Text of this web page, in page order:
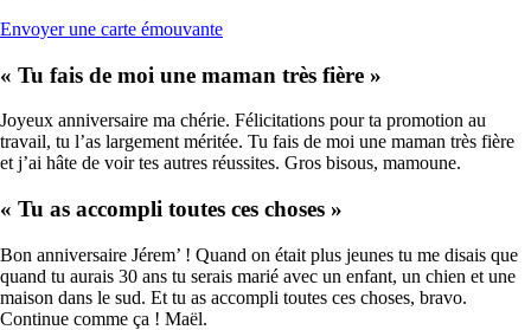
Envoyer une carte émouvante
« Tu fais de moi une maman très fière »
Joyeux anniversaire ma chérie. Félicitations pour ta promotion au
travail, tu l’as largement méritée. Tu fais de moi une maman très fière
et j’ai hâte de voir tes autres réussites. Gros bisous, mamoune.
« Tu as accompli toutes ces choses »
Bon anniversaire Jérem’ ! Quand on était plus jeunes tu me disais que
quand tu aurais 30 ans tu serais marié avec un enfant, un chien et une
maison dans le sud. Et tu as accompli toutes ces choses, bravo.
Continue comme ça ! Maël.